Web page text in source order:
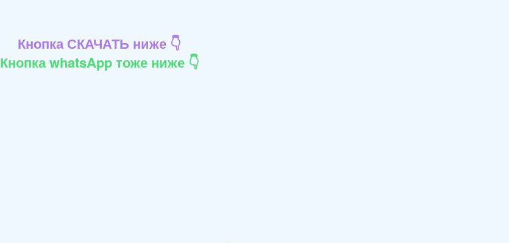
Кнопка СКАЧАТЬ ниже 👇
Кнопка whatsApp тоже ниже 👇